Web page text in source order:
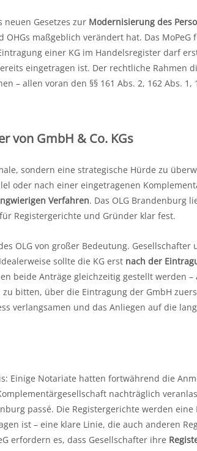
neuen Gesetzes zur Modernisierung des
OHGs maßgeblich verändert hat. Das
einer KG im Handelsregister darf
eingetragen ist. Der rechtliche Rahmen
– allen voran den §§ 161 Abs. 2, 162 Abs. 1,
von GmbH & Co. KGs
sondern eine strategische Hürde zu
oder nach einer eingetragenen
Verfahren. Das OLG Brandenburg
Registergerichte und Gründer klar fest.
OLG von großer Bedeutung.
sollte die KG erst nach der
beide Anträge gleichzeitig gestellt werden
bitten, über die Eintragung der GmbH
verlangsamen und das Anliegen auf die
Einige Notariate hatten fortwährend die
nachträglich
passé. Die Registergerichte werden
ist – eine klare Linie, die auch anderen
erfordern es, dass Gesellschafter ihre